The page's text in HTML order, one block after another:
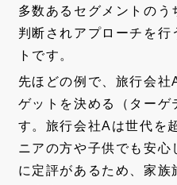
多数あるセグメントのう
判断されアプローチを行
トです。
先ほどの例で、旅行会
ゲットを決める（ターゲ
す。旅行会社Aは世代を
ニアの方や子供でも安心
に定評があるため、家